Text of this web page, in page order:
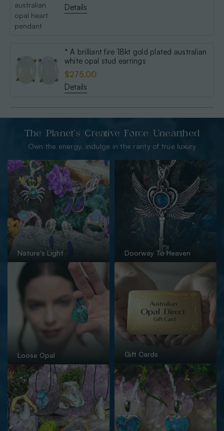
Details
* A brilliant fire 18kt gold plated australian
white opal stud earrings
$275.00
Details
The Planet’s Creative Force Unearthed
Own the energy. indulge in the rarity of true luxury
Nature's Light Doorway To Heaven
Loose Opal Gift Cards